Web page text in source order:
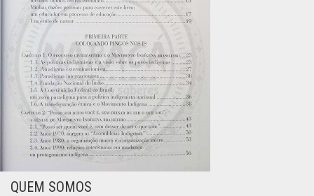
SOBRE
ESCRITORES INDÍGENAS
CONTATO
INFORMAÇÕES IMPORTANTES
BLOG
CART
QUEM SOMOS